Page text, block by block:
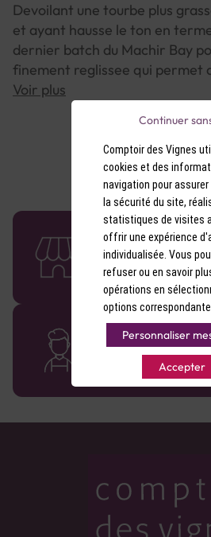
Devoilant une tourbe plus
et ayant hausse le ton en
dernier batch du Machir Bay
finement reglissee qui permet
qui caracterise ce Kilchoman
s’exprimer. En cela, elle se
des magnifiques versions brut
resplendissantes de maturite.
cet Islay disponible en coffret
les amateurs de tourbe.
Voir plus
58 caves en France
Retrouvez le réseau
partout en France !
Des cavistes à
Bénéficiez de conseils
avec le sourire :)
Comptoir des Vignes
cookies et des
navigation pour
la sécurité du site,
statistiques de visites
offrir une expérience
individualisée. Vous
refuser ou en savoir
opérations en
options
Personnaliser
Accepter
Continuer